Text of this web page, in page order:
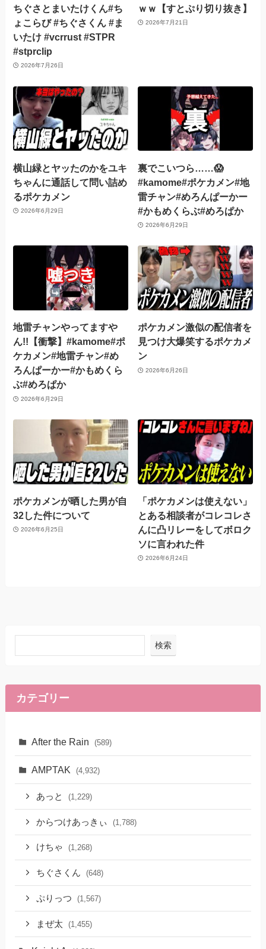
ちぐさとまいたけくん#ち
ょこらび #ちぐさくん #ま
いたけ #vcrrust #STPR
#stprclip
2026年7月26日
ｗｗ【すとぷり切り抜き】
2026年7月21日
横山緑とヤッたのかをユキ
ちゃんに通話して問い詰め
るポケカメン
2026年6月29日
裏でこいつら……😱
#kamome#ポケカメン#地
雷チャン#めろんぱーかー
#かもめくらぶ#めろぱか
2026年6月29日
地雷チャンやってますや
ん!!【衝撃】#kamome#ポ
ケカメン#地雷チャン#め
ろんぱーかー#かもめくら
ぶ#めろぱか
2026年6月29日
ポケカメン激似の配信者を
見つけ大爆笑するポケカメ
ン
2026年6月26日
ポケカメンが晒した男が自
32した件について
2026年6月25日
「ポケカメンは使えない」
とある相談者がコレコレさ
んに凸リレーをしてボロク
ソに言われた件
2026年6月24日
検索
カテゴリー
After the Rain (589)
AMPTAK (4,932)
あっと (1,229)
からつけあっきぃ (1,788)
けちゃ (1,268)
ちぐさくん (648)
ぷりっつ (1,567)
まぜ太 (1,455)